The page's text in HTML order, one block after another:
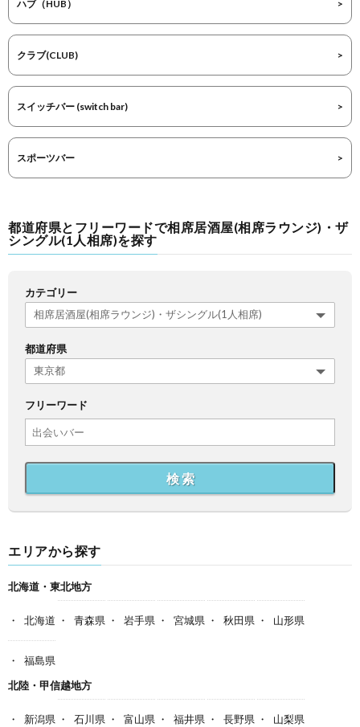
ハブ（HUB）
クラブ(CLUB)
スイッチバー (switch bar)
スポーツバー
都道府県とフリーワードで相席居酒屋(相席ラウンジ)・ザ
シングル(1人相席)を探す
カテゴリー
都道府県
フリーワード
検 索
エリアから探す
北海道・東北地方
北海道 青森県 岩手県 宮城県 秋田県 山形県
福島県
北陸・甲信越地方
新潟県 石川県 富山県 福井県 長野県
山梨県